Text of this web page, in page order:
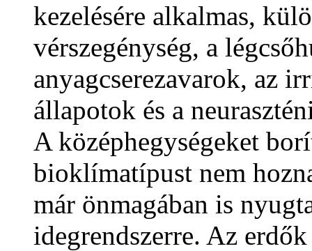
kezelésére alkalmas,
vérszegénység, a
anyagcserezavarok, az
állapotok és a
A középhegységeket
bioklímatípust nem
már önmagában is
idegrendszerre. Az